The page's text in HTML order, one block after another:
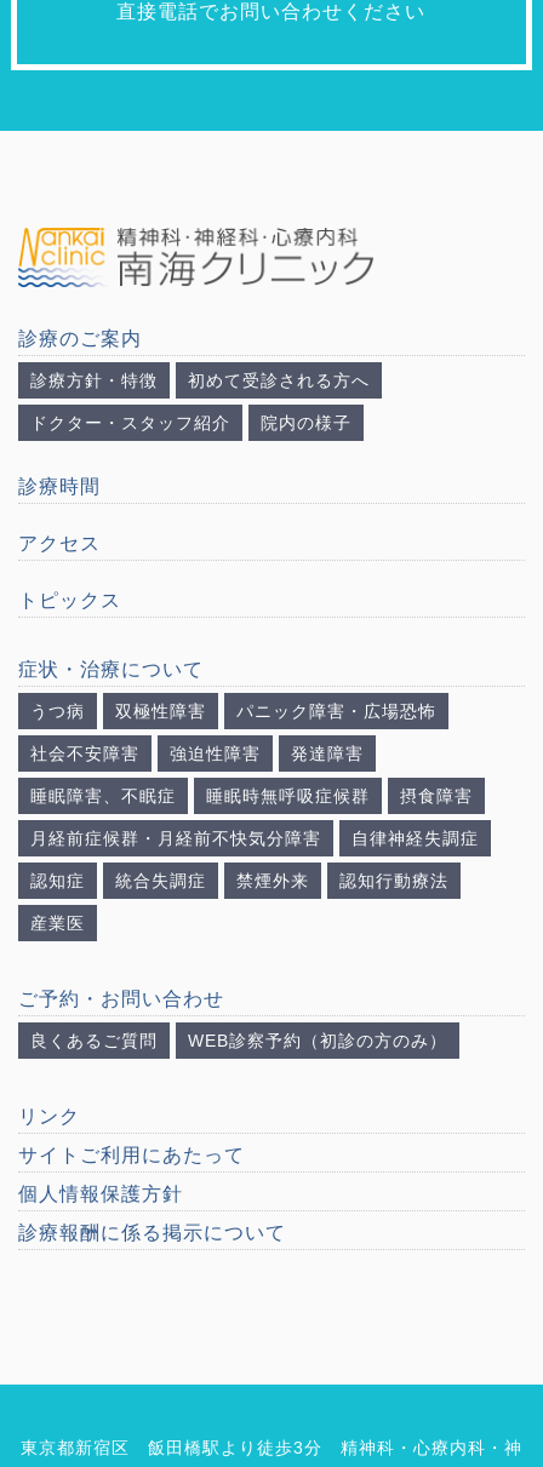
直接電話でお問い合わせください
診療のご案内
診療方針・特徴 初めて受診される方へ
ドクター・スタッフ紹介 院内の様子
診療時間
アクセス
トピックス
症状・治療について
うつ病 双極性障害 パニック障害・広場恐怖
社会不安障害 強迫性障害 発達障害
睡眠障害、不眠症 睡眠時無呼吸症候群 摂食障害
月経前症候群・月経前不快気分障害 自律神経失調症
認知症 統合失調症 禁煙外来 認知行動療法
産業医
ご予約・お問い合わせ
良くあるご質問 WEB診察予約（初診の方のみ）
リンク
サイトご利用にあたって
個人情報保護方針
診療報酬に係る掲示について
東京都新宿区 飯田橋駅より徒歩3分 精神科・心療内科・神